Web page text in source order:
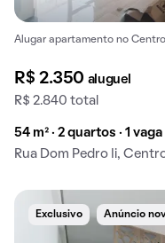
Alugar apartamento no
R$ 2.350 aluguel
R$ 2.840 total
54 m² · 2 quartos · 1 vaga
Rua Dom Pedro Ii,
Exclusivo Anúncio